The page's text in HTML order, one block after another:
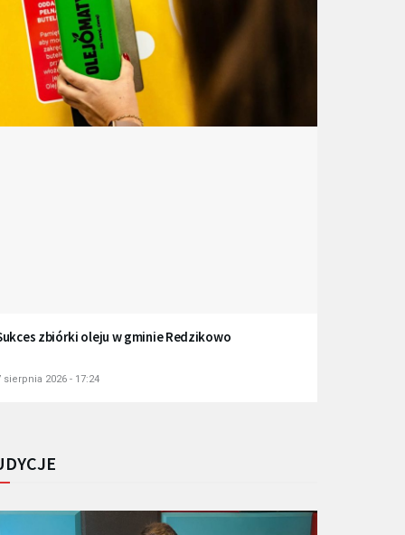
zbiórki oleju w gminie Redzikowo
sierpnia 2026 - 17:24